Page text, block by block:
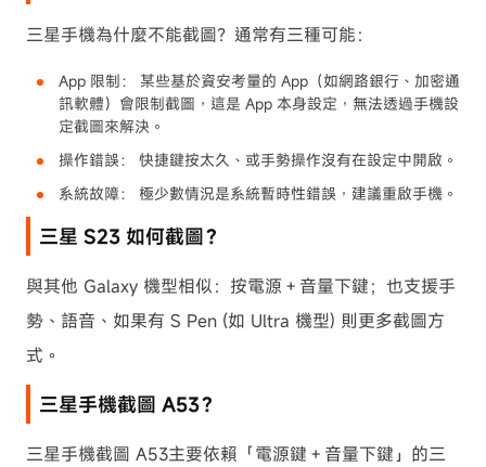
三星手機為什麼不能截圖？通常有三種可能：
App 限制： 某些基於資安考量的 App（如網路銀行、加密通
訊軟體）會限制截圖，這是 App 本身設定，無法透過手機設
定截圖來解決。
操作錯誤： 快捷鍵按太久、或手勢操作沒有在設定中開啟。
系統故障： 極少數情況是系統暫時性錯誤，建議重啟手機。
三星 S23 如何截圖？
與其他 Galaxy 機型相似：按電源＋音量下鍵；也支援手
勢、語音、如果有 S Pen (如 Ultra 機型) 則更多截圖方
式。
三星手機截圖 A53？
三星手機截圖 A53主要依賴「電源鍵＋音量下鍵」的三